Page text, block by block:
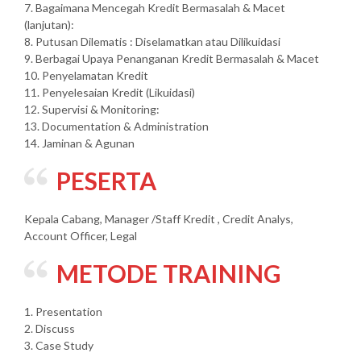
7. Bagaimana Mencegah Kredit Bermasalah & Macet
(lanjutan):
8. Putusan Dilematis : Diselamatkan atau Dilikuidasi
9. Berbagai Upaya Penanganan Kredit Bermasalah & Macet
10. Penyelamatan Kredit
11. Penyelesaian Kredit (Likuidasi)
12. Supervisi & Monitoring:
13. Documentation & Administration
14. Jaminan & Agunan
PESERTA
Kepala Cabang, Manager /Staff Kredit , Credit Analys,
Account Officer, Legal
METODE TRAINING
1. Presentation
2. Discuss
3. Case Study